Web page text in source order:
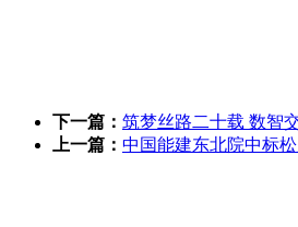
下一篇： 筑梦丝路二十载 数智
上一篇： 中国能建东北院中标